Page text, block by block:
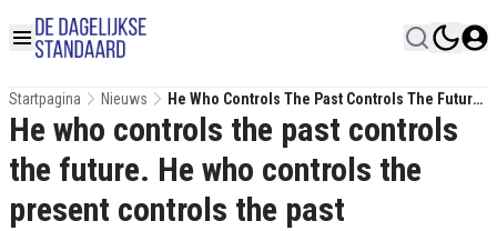
Startpagina Nieuws
He Who Controls The Past Controls The Future.
He Who Controls The Present Controls The
Past
He who controls the past controls
the future. He who controls the
present controls the past